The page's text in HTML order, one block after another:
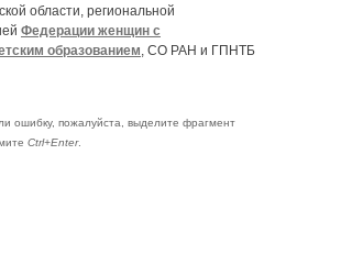
области, региональной
Федерации женщин с
образованием, СО РАН и ГПНТБ
ошибку, пожалуйста, выделите фрагмент
Ctrl+Enter.